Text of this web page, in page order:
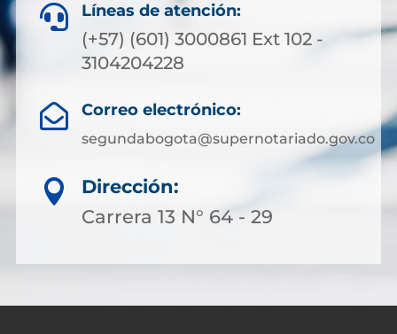
 Líneas de atención:
(+57) (601) 3000861 Ext 102 -
3104204228
 Correo electrónico:
segundabogota@supernotariado.gov.co

Dirección:
Carrera 13 N° 64 - 29